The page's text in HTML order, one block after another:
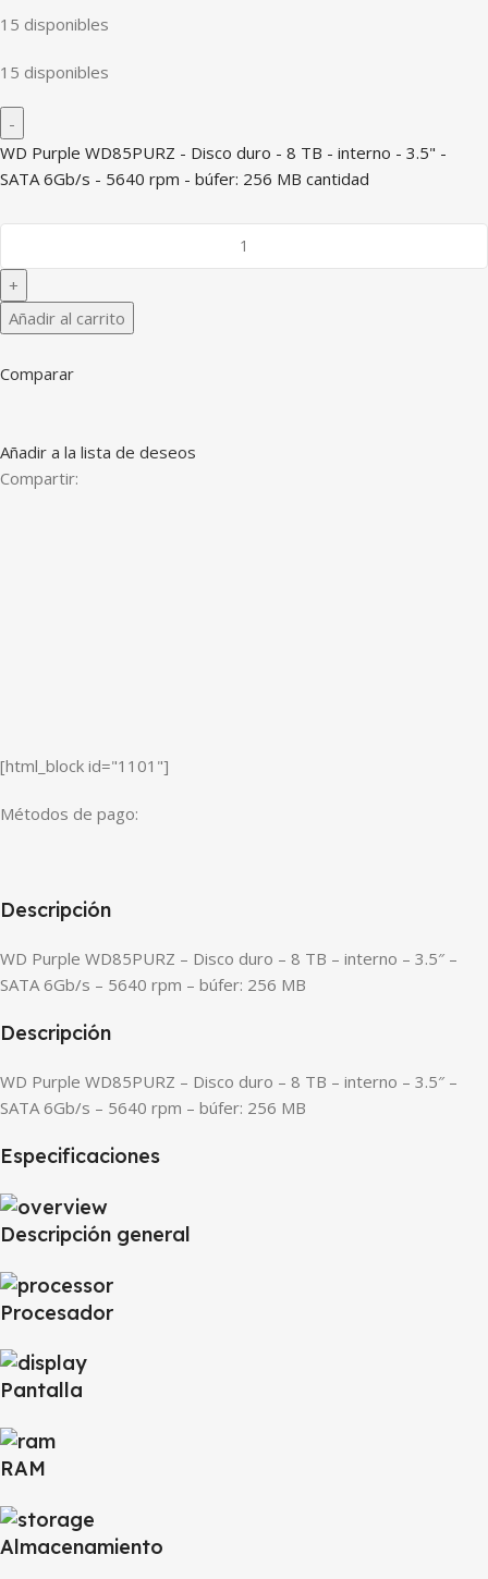
15 disponibles
15 disponibles
WD Purple WD85PURZ - Disco duro - 8 TB - interno - 3.5" -
SATA 6Gb/s - 5640 rpm - búfer: 256 MB cantidad
Añadir al carrito
Comparar
Añadir a la lista de deseos
Compartir:
[html_block id="1101"]
Métodos de pago:
Descripción
WD Purple WD85PURZ – Disco duro – 8 TB – interno – 3.5″ –
SATA 6Gb/s – 5640 rpm – búfer: 256 MB
Descripción
WD Purple WD85PURZ – Disco duro – 8 TB – interno – 3.5″ –
SATA 6Gb/s – 5640 rpm – búfer: 256 MB
Especificaciones
Descripción general
Procesador
Pantalla
RAM
Almacenamiento